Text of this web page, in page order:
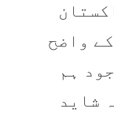
واضح
ہم
شاید